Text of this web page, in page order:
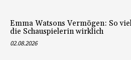
Emma Watsons Vermögen: So
die Schauspielerin wirklich
02.08.2026